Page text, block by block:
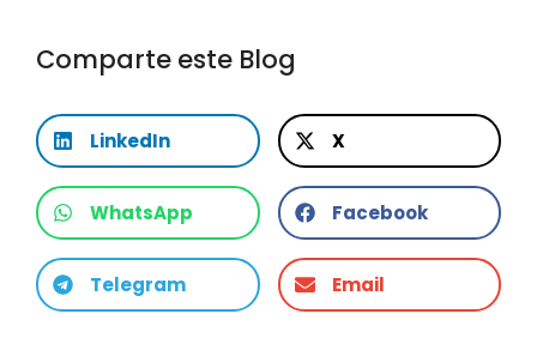
Comparte este Blog
LinkedIn X
WhatsApp Facebook
Telegram Email